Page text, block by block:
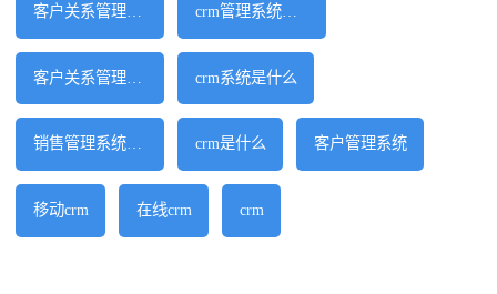
客户关系管理软件 crm管理系统软件
客户关系管理系统 crm系统是什么
销售管理系统软件 crm是什么 客户管理系统
移动crm 在线crm crm